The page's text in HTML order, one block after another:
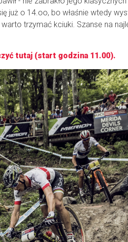
już o 14.oo, bo właśnie wtedy
trzymać kciuki. Szanse na
tutaj (start godzina 11.00).